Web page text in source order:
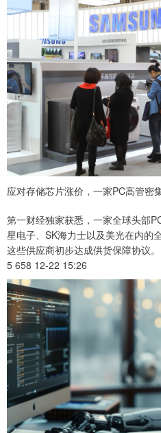
应对存储芯片涨价，一家PC高管密
第一财经独家获悉，一家全球头部
星电子、SK海力士以及美光在内的
这些供应商初步达成供货保障协议。
5 658 12-22 15:26